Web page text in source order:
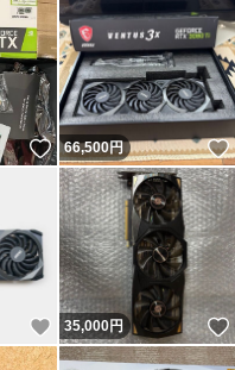
いいね！
66,500円
いいね！
35,000円